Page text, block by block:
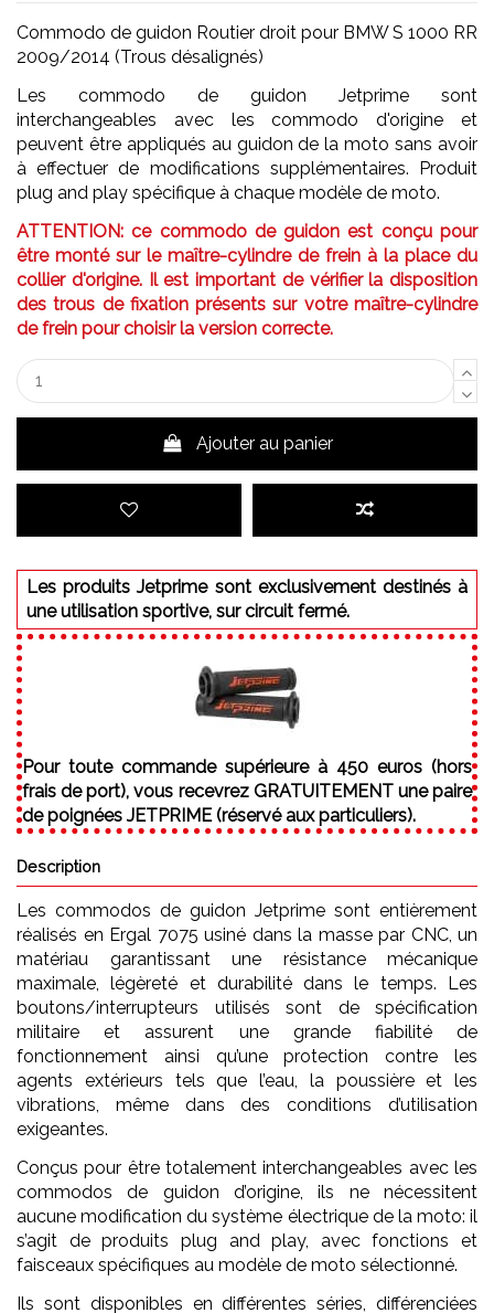
Commodo de guidon Routier droit pour BMW S 1000 RR
2009/2014 (Trous désalignés)
Les commodo de guidon Jetprime sont
interchangeables avec les commodo d'origine et
peuvent être appliqués au guidon de la moto sans avoir
à effectuer de modifications supplémentaires. Produit
plug and play spécifique à chaque modèle de moto.
ATTENTION: ce commodo de guidon est conçu pour
être monté sur le maître-cylindre de frein à la place du
collier d'origine. Il est important de vérifier la disposition
des trous de fixation présents sur votre maître-cylindre
de frein pour choisir la version correcte.
Ajouter au panier
Les produits Jetprime sont exclusivement destinés à
une utilisation sportive, sur circuit fermé.
Pour toute commande supérieure à 450 euros (hors
frais de port), vous recevrez GRATUITEMENT une paire
de poignées JETPRIME (réservé aux particuliers).
Description
Les commodos de guidon Jetprime sont entièrement
réalisés en Ergal 7075 usiné dans la masse par CNC, un
matériau garantissant une résistance mécanique
maximale, légèreté et durabilité dans le temps. Les
boutons/interrupteurs utilisés sont de spécification
militaire et assurent une grande fiabilité de
fonctionnement ainsi qu’une protection contre les
agents extérieurs tels que l’eau, la poussière et les
vibrations, même dans des conditions d’utilisation
exigeantes.
Conçus pour être totalement interchangeables avec les
commodos de guidon d’origine, ils ne nécessitent
aucune modification du système électrique de la moto: il
s’agit de produits plug and play, avec fonctions et
faisceaux spécifiques au modèle de moto sélectionné.
Ils sont disponibles en différentes séries, différenciées